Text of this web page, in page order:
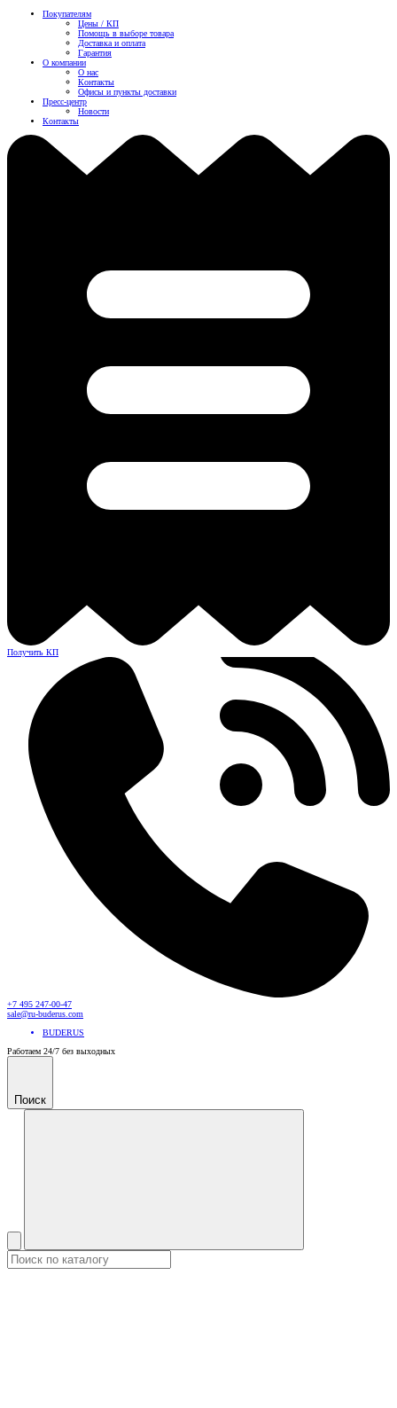
Покупателям
Цены / КП
Помощь в выборе товара
Доставка и оплата
Гарантия
О компании
О нас
Контакты
Офисы и пункты доставки
Пресс-центр
Новости
Контакты
Получить КП
+7 495 247-00-47
sale@ru-buderus.com
BUDERUS
Работаем 24/7 без выходных
Поиск